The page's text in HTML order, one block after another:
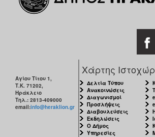
Αγίου Τίτου 1,
Τ.Κ. 71202,
Ηράκλειο
Τηλ.: 2813-409000
email:info@heraklion.gr
Χάρτης
Δελτία Τύπου
Ανακοινώσεις
Διαγωνισμοί
Προσλήψεις
Διαβουλεύσεις
Εκδηλώσεις
Ο Δήμος
Υπηρεσίες